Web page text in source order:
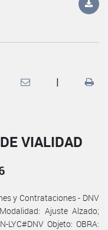
|
VIALIDAD
y Contrataciones - DNV
Ajuste Alzado;
LYC#DNV Objeto: OBRA: